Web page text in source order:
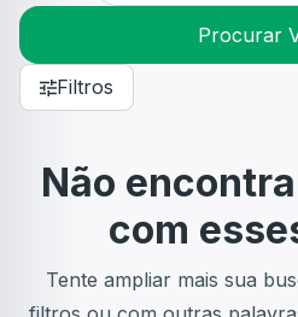
Procurar
Filtros
Não
com
Tente ampliar mais sua